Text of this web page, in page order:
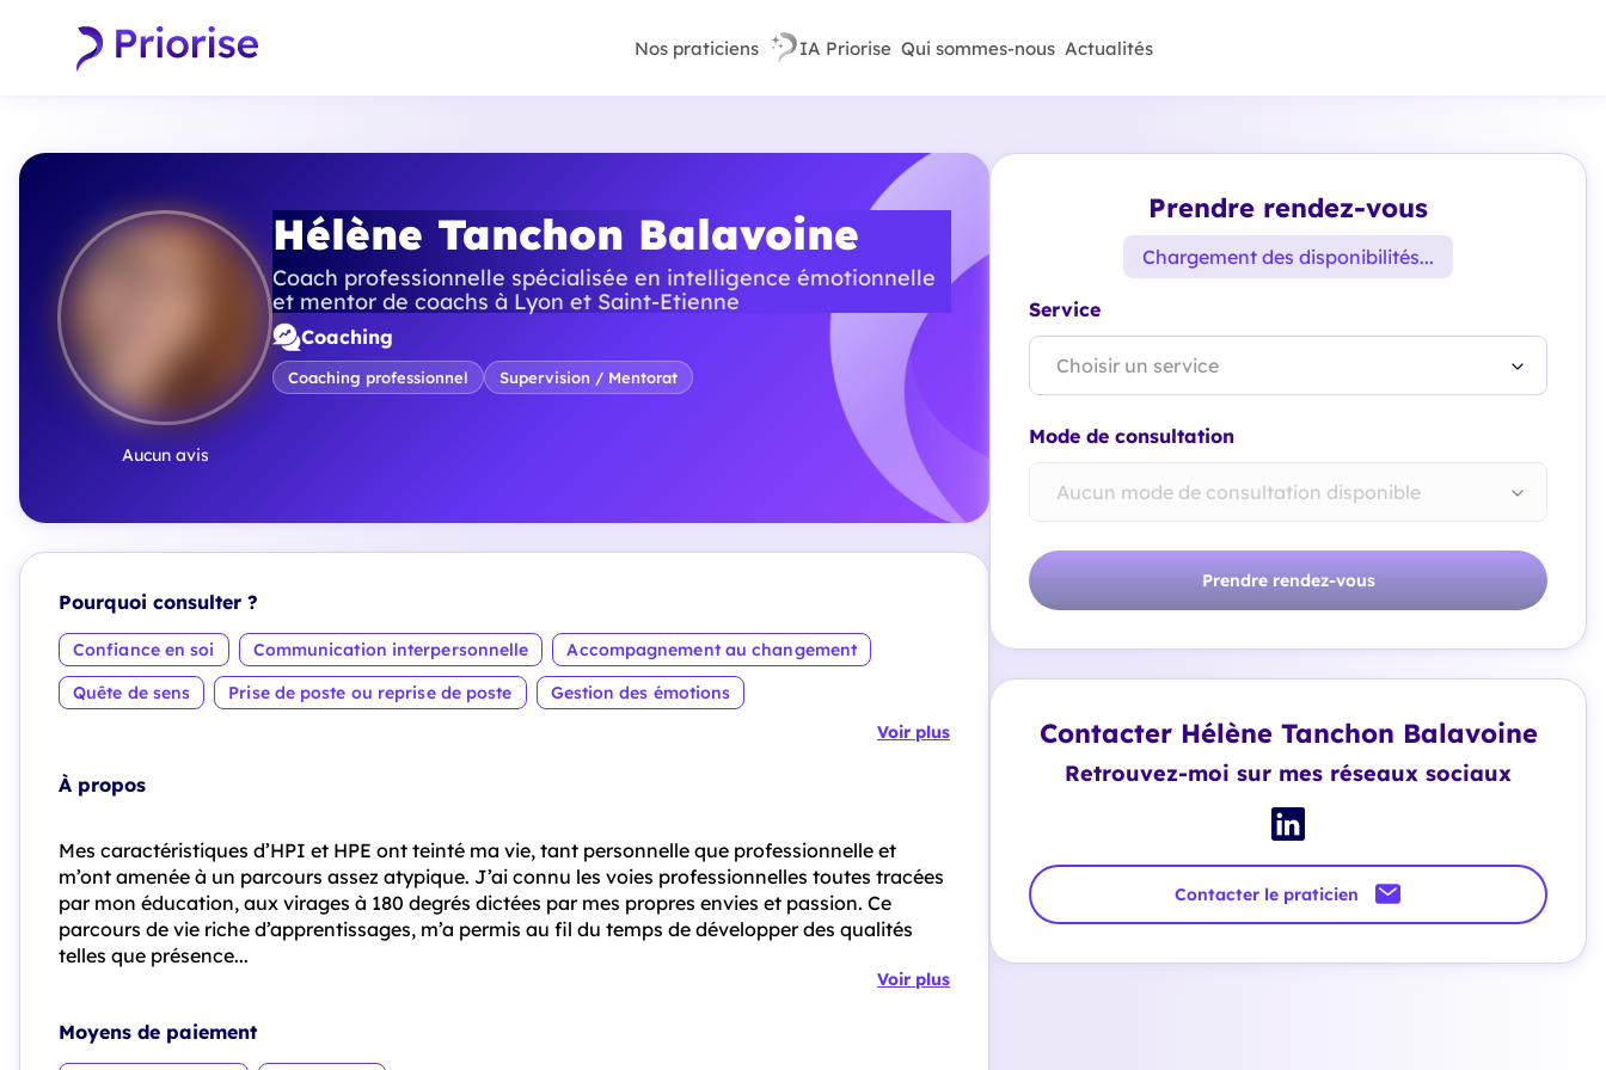
Nos praticiens IA Priorise Qui sommes-nous Actualités
Aucun avis
Hélène Tanchon Balavoine
Coach professionnelle spécialisée en intelligence émotionnelle
et mentor de coachs à Lyon et Saint-Etienne
Coaching
Coaching professionnel Supervision / Mentorat
Pourquoi consulter ?
Confiance en soi Communication interpersonnelle
Accompagnement au changement
Quête de sens
Prise de poste ou reprise de poste
Gestion des émotions
Voir plus
À propos
Mes caractéristiques d’HPI et HPE ont teinté ma vie, tant personnelle que professionnelle et
m’ont amenée à un parcours assez atypique. J’ai connu les voies professionnelles toutes tracées
par mon éducation, aux virages à 180 degrés dictées par mes propres envies et passion. Ce
parcours de vie riche d’apprentissages, m’a permis au fil du temps de développer des qualités
telles que présence...
Voir plus
Moyens de paiement
Prendre rendez-vous
Chargement des disponibilités...
Service
Choisir un service
Mode de consultation
Aucun mode de consultation disponible
Prendre rendez-vous
Contacter Hélène Tanchon Balavoine
Retrouvez-moi sur mes réseaux sociaux
Contacter le praticien